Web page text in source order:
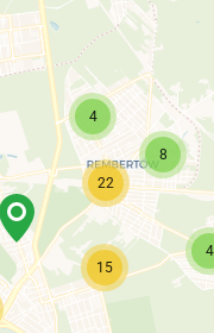
4
15
22
4
8